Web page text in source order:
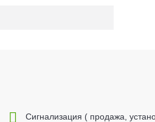
Cигнализация ( продажа,